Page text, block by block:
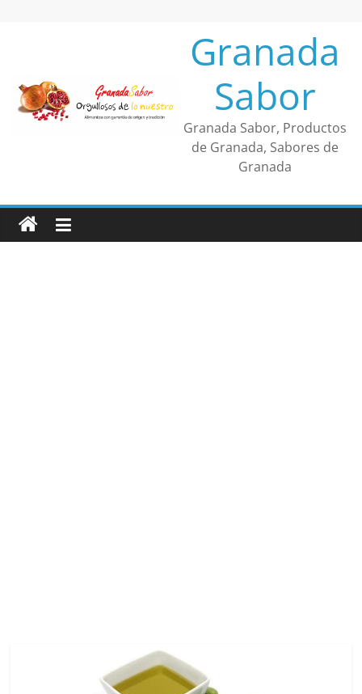
Granada
Sabor
Granada Sabor, Productos
de Granada, Sabores de
Granada